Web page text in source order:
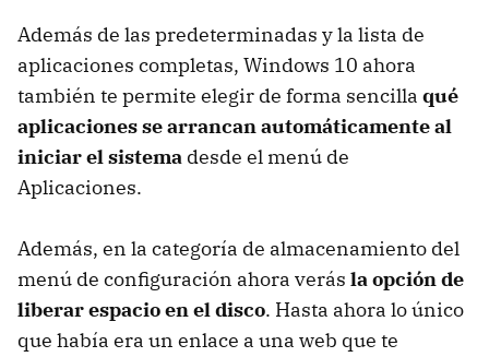
Además de las predeterminadas y la lista de
aplicaciones completas, Windows 10 ahora
también te permite elegir de forma sencilla qué
aplicaciones se arrancan automáticamente al
iniciar el sistema desde el menú de
Aplicaciones.
Además, en la categoría de almacenamiento del
menú de configuración ahora verás la opción de
liberar espacio en el disco. Hasta ahora lo único
que había era un enlace a una web que te